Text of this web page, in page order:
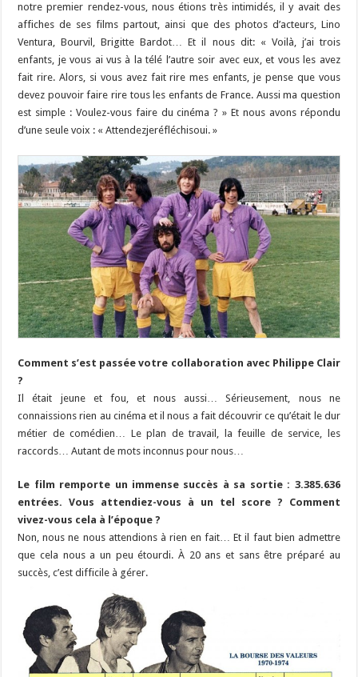
notre premier rendez-vous, nous étions très intimidés, il y avait des
affiches de ses films partout, ainsi que des photos d’acteurs, Lino
Ventura, Bourvil, Brigitte Bardot… Et il nous dit: « Voilà, j’ai trois
enfants, je vous ai vus à la télé l’autre soir avec eux, et vous les avez
fait rire. Alors, si vous avez fait rire mes enfants, je pense que vous
devez pouvoir faire rire tous les enfants de France. Aussi ma question
est simple : Voulez-vous faire du cinéma ? » Et nous avons répondu
d’une seule voix : « Attendezjeréfléchisoui. »
Comment s’est passée votre collaboration avec Philippe Clair
?
Il était jeune et fou, et nous aussi… Sérieusement, nous ne
connaissions rien au cinéma et il nous a fait découvrir ce qu’était le dur
métier de comédien… Le plan de travail, la feuille de service, les
raccords… Autant de mots inconnus pour nous…
Le film remporte un immense succès à sa sortie : 3.385.636
entrées. Vous attendiez-vous à un tel score ? Comment
vivez-vous cela à l’époque ?
Non, nous ne nous attendions à rien en fait… Et il faut bien admettre
que cela nous a un peu étourdi. À 20 ans et sans être préparé au
succès, c’est difficile à gérer.